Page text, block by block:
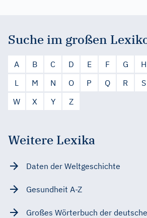
Suche im großen
A B C D E F G H
L
M N O P Q R S
W
X Y Z
Weitere Lexika
Daten der Weltgeschichte
Gesundheit A-Z
Großes Wörterbuch der